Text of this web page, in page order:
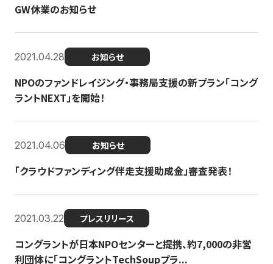
GW休業のお知らせ
2021.04.28 お知らせ
NPOのファンドレイジング・事務局支援の新プラン「コング
ラントNEXT」を開始！
2021.04.06 お知らせ
「クラウドファンディング伴走支援助成金」審査発表！
2021.03.22 プレスリリース
コングラントが日本NPOセンターと提携、約7,000の非営
利団体に「コングラントTechSoupプラ...